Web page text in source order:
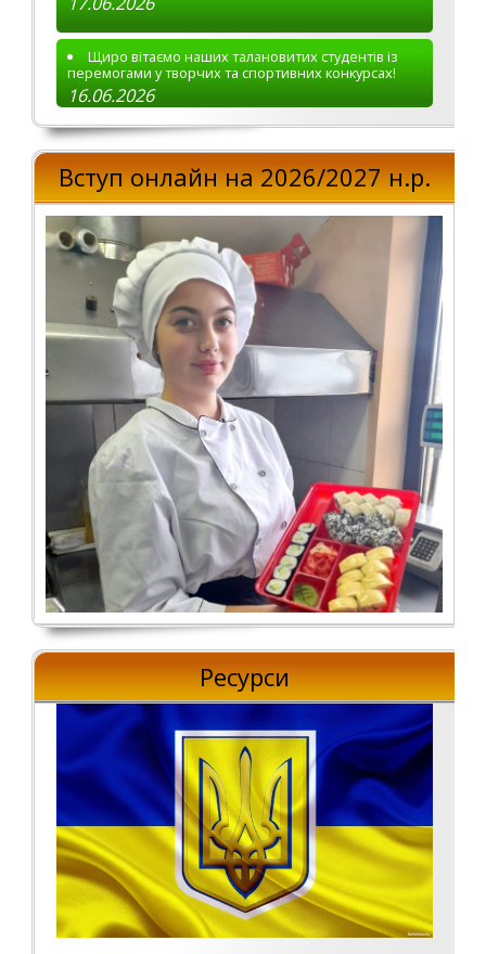
Щиро вітаємо наших талановитих студентів із
перемогами у творчих та спортивних конкурсах!
16.06.2026
Вступ онлайн на 2026/2027 н.р.
Ресурси